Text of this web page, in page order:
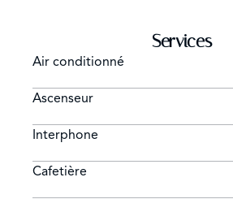
Services
Air conditionné
Ascenseur
Interphone
Cafetière